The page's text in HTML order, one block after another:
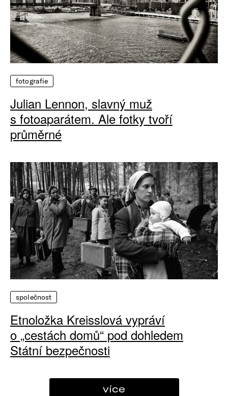
fotografie
Julian Lennon, slavný muž
s fotoaparátem. Ale fotky tvoří
průměrné
společnost
Etnoložka Kreisslová vypráví
o „cestách domů“ pod dohledem
Státní bezpečnosti
více